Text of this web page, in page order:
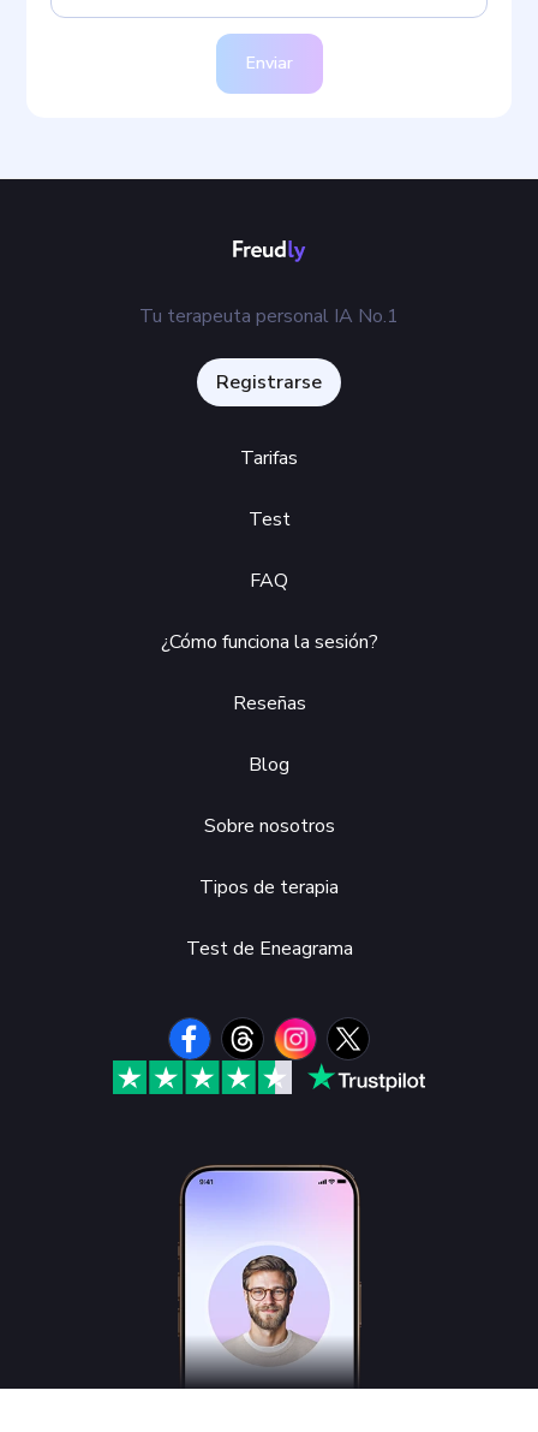
Enviar
Tu terapeuta personal IA No.1
Registrarse
Tarifas
Test
FAQ
¿Cómo funciona la sesión?
Reseñas
Blog
Sobre nosotros
Tipos de terapia
Test de Eneagrama